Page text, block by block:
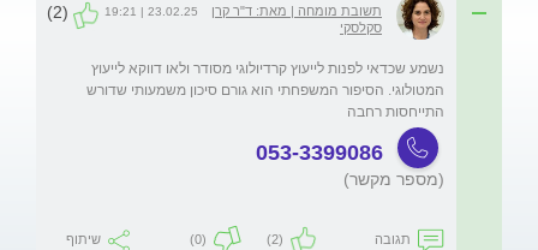
תשובת מומחה | מאת: ד"ר קרן
סקלסקי
23.02.25 | 19:21
(2)
נשמע שכדאי לפנות לייעוץ קרדיולוגי מסודר ולאו דווקא לייעוץ
המטולוגי. הסיפור המשפחתי הוא גורם סיכון משמעותי שדורש
התייחסות רחבה
053-3399086
(מספר מקשר)
תגובה (2)
(0) שיתוף